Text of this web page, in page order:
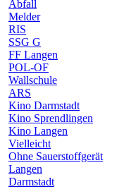
Abfall
Melder
RIS
SSG G
FF Langen
POL-OF
Wallschule
ARS
Kino Darmstadt
Kino Sprendlingen
Kino Langen
Vielleicht
Ohne Sauerstoffgerät
Langen
Darmstadt